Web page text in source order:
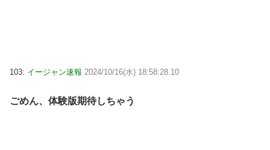
103: イージャン速報 2024/10/16(水) 18:58:28.10
ごめん、体験版期待しちゃう